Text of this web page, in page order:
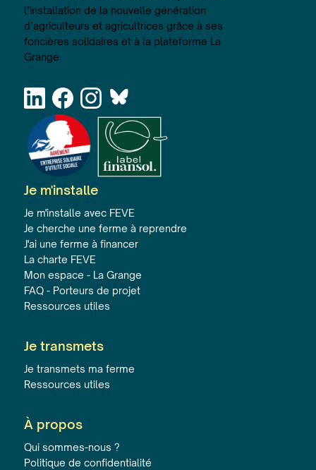
l’installation de la nouvelle génération
d’agriculteurs et agricultrices grâce à ses
foncières solidaires et à la plateforme La
Grange.
Je m'installe
Je m'installe avec FEVE
Je cherche une ferme à reprendre
J'ai une ferme à financer
La charte FEVE
Mon espace - La Grange
FAQ - Porteurs de projet
Ressources utiles
Je transmets
Je transmets ma ferme
Ressources utiles
À propos
Qui sommes-nous ?
Politique de confidentialité